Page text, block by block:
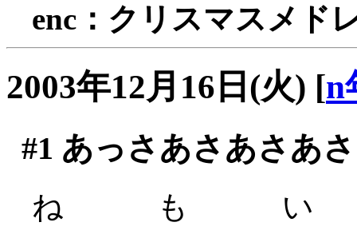
enc：クリスマスメド
2003年12月16日(火) [n
#1 あっさあさあさあ
ね も い